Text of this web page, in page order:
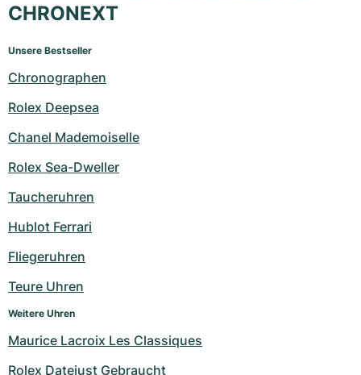
CHRONEXT
Unsere Bestseller
Chronographen
Rolex Deepsea
Chanel Mademoiselle
Rolex Sea-Dweller
Taucheruhren
Hublot Ferrari
Fliegeruhren
Teure Uhren
Weitere Uhren
Maurice Lacroix Les Classiques
Rolex Datejust Gebraucht